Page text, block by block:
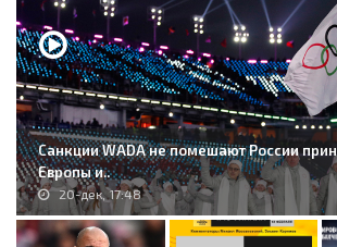
Санкции WADA не помешают России
Европы и..
20-дек, 17:48